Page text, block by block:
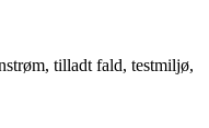
tilladt fald, testmiljø,